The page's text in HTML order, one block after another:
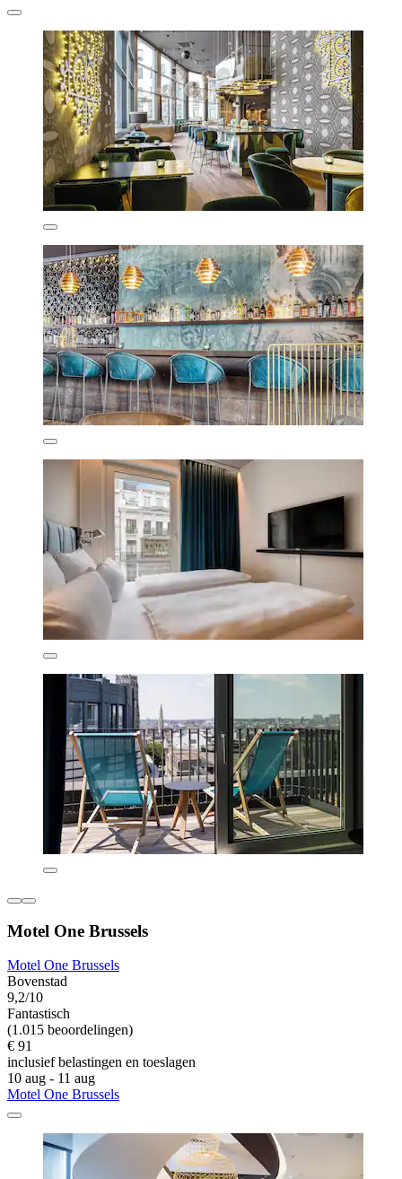
Motel One Brussels
Motel One Brussels
Bovenstad
9,2/10
Fantastisch
(1.015 beoordelingen)
€ 91
inclusief belastingen en toeslagen
10 aug - 11 aug
Motel One Brussels